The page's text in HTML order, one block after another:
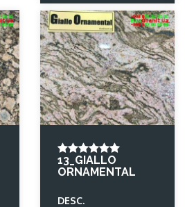
13_GIALLO
ORNAMENTAL
DESC.